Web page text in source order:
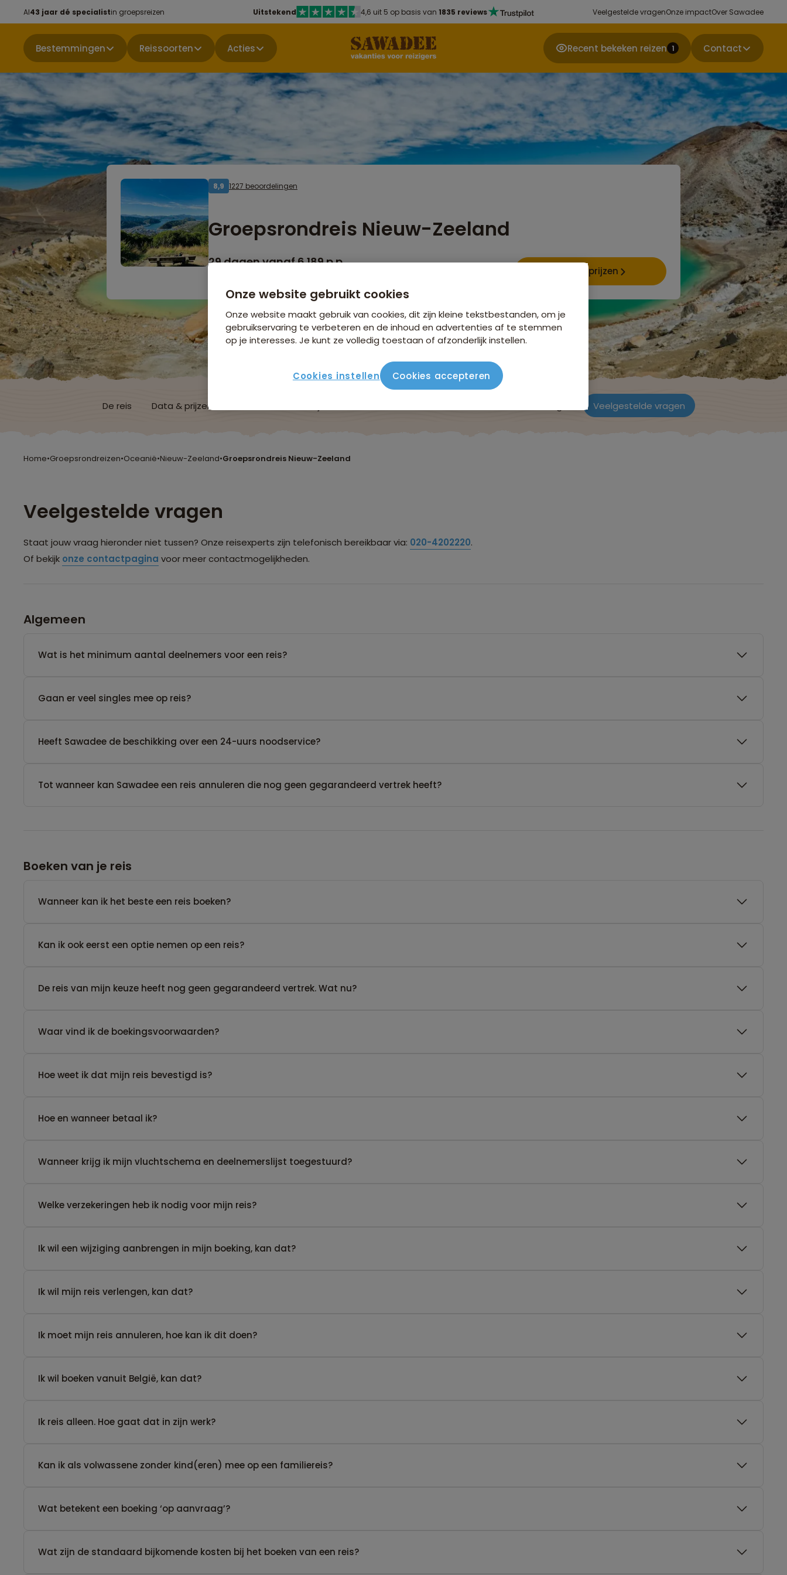
Al43 jaar dé specialistin groepsreizen Uitstekend 4,6 uit 5 op basis van 1835 reviews Veelgestelde vragenOnze impactOver Sawadee
Bestemmingen Reissoorten Acties Recent bekeken reizen 1 Contact
8,9 1227 beoordelingen
Groepsrondreis Nieuw-Zeeland
29 dagen vanaf 6.189 p.p.
Data & prijzen
De reis Data & prijzen Veelgestelde vragen
Home•Groepsrondreizen•Oceanië•Nieuw-Zeeland•Groepsrondreis Nieuw-Zeeland
Veelgestelde vragen
Staat jouw vraag hieronder niet tussen? Onze reisexperts zijn telefonisch bereikbaar via: 020-4202220.
Of bekijk onze contactpagina voor meer contactmogelijkheden.
Algemeen
Wat is het minimum aantal deelnemers voor een reis?
Gaan er veel singles mee op reis?
Heeft Sawadee de beschikking over een 24-uurs noodservice?
Tot wanneer kan Sawadee een reis annuleren die nog geen gegarandeerd vertrek heeft?
Boeken van je reis
Wanneer kan ik het beste een reis boeken?
Kan ik ook eerst een optie nemen op een reis?
De reis van mijn keuze heeft nog geen gegarandeerd vertrek. Wat nu?
Waar vind ik de boekingsvoorwaarden?
Hoe weet ik dat mijn reis bevestigd is?
Hoe en wanneer betaal ik?
Wanneer krijg ik mijn vluchtschema en deelnemerslijst toegestuurd?
Welke verzekeringen heb ik nodig voor mijn reis?
Ik wil een wijziging aanbrengen in mijn boeking, kan dat?
Ik wil mijn reis verlengen, kan dat?
Ik moet mijn reis annuleren, hoe kan ik dit doen?
Ik wil boeken vanuit België, kan dat?
​Ik reis alleen. Hoe gaat dat in zijn werk?
Kan ik als volwassene zonder kind(eren) mee op een familiereis?
Wat betekent een boeking ‘op aanvraag’?
Wat zijn de standaard bijkomende kosten bij het boeken van een reis?
Onze website gebruikt cookies
Onze website maakt gebruik van cookies, dit zijn kleine tekstbestanden, om je
gebruikservaring te verbeteren en de inhoud en advertenties af te stemmen
op je interesses. Je kunt ze volledig toestaan of afzonderlijk instellen.
Cookies instellen Cookies accepteren